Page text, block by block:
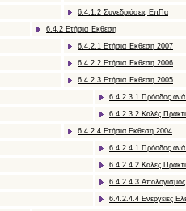
6.4.1.2 Συνεδριάσεις ΕπΠα
6.4.2 Ετήσια Έκθεση
6.4.2.1 Ετήσια Έκθεση 2007
6.4.2.2 Ετήσια Έκθεση 2006
6.4.2.3 Ετήσια Έκθεση 2005
6.4.2.3.1 Πρόοδος
6.4.2.3.2 Καλές
6.4.2.4 Ετήσια Εκθεση 2004
6.4.2.4.1 Πρόοδος
6.4.2.4.2 Καλές
6.4.2.4.3 Απολογισμός
6.4.2.4.4 Ενέργειες